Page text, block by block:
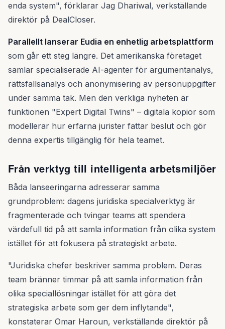
enda system", förklarar Jag Dhariwal, verkställande
direktör på DealCloser.
Parallellt lanserar Eudia en enhetlig arbetsplattform
som går ett steg längre. Det amerikanska företaget
samlar specialiserade AI-agenter för argumentanalys,
rättsfallsanalys och anonymisering av personuppgifter
under samma tak. Men den verkliga nyheten är
funktionen "Expert Digital Twins" – digitala kopior som
modellerar hur erfarna jurister fattar beslut och gör
denna expertis tillgänglig för hela teamet.
Från verktyg till intelligenta arbetsmiljöer
Båda lanseeringarna adresserar samma
grundproblem: dagens juridiska specialverktyg är
fragmenterade och tvingar teams att spendera
värdefull tid på att samla information från olika system
istället för att fokusera på strategiskt arbete.
"Juridiska chefer beskriver samma problem. Deras
team bränner timmar på att samla information från
olika speciallösningar istället för att göra det
strategiska arbete som ger dem inflytande",
konstaterar Omar Haroun, verkställande direktör på